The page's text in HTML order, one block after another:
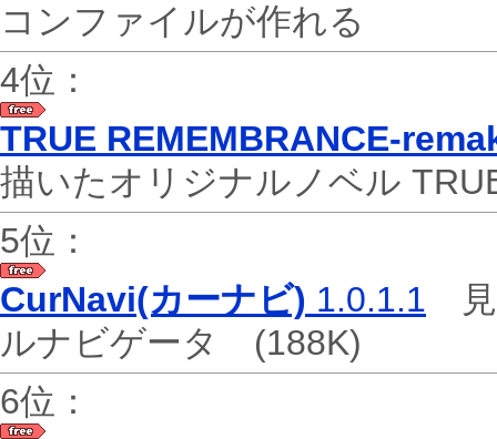
コンファイルが作れる
4位：
TRUE REMEMBRANCE-
描いたオリジナルノベル
5位：
CurNavi(カーナビ) 1.0.1.1 見
ルナビゲータ (188K)
6位：